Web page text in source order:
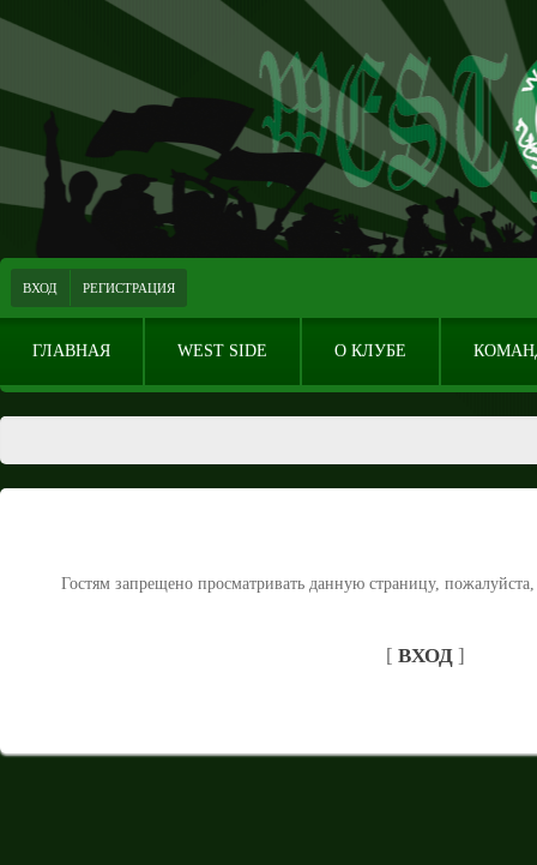
ВХОД РЕГИСТРАЦИЯ
ГЛАВНАЯ WEST SIDE О КЛУБЕ
Гостям запрещено просматривать данную страницу,
[ ВХОД ]